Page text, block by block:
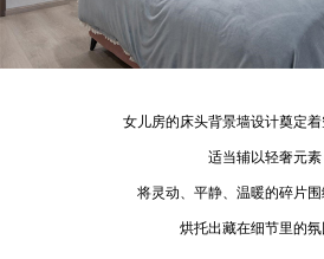
女儿房的床头背景墙设计奠定
适当辅以轻奢元素
将灵动、平静、温暖的碎片
烘托出藏在细节里的